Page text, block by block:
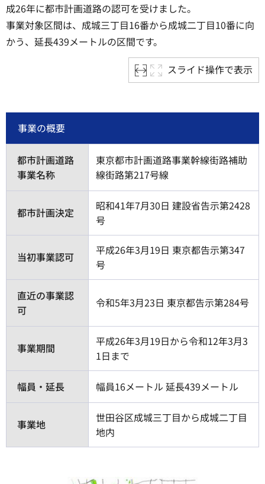
成26年に都市計画道路の認可を受けました。
事業対象区間は、成城三丁目16番から成城二丁目10番に向
かう、延長439メートルの区間です。
スライド操作で表示
事業の概要
都市計画道路
事業名称
東京都市計画道路事業幹線街路補助
線街路第217号線
都市計画決定
昭和41年7月30日 建設省告示第2428
号
当初事業認可
平成26年3月19日 東京都告示第347
号
直近の事業認
可
令和5年3月23日 東京都告示第284号
事業期間
平成26年3月19日から令和12年3月3
1日まで
幅員・延長 幅員16メートル 延長439メートル
事業地
世田谷区成城三丁目から成城二丁目
地内